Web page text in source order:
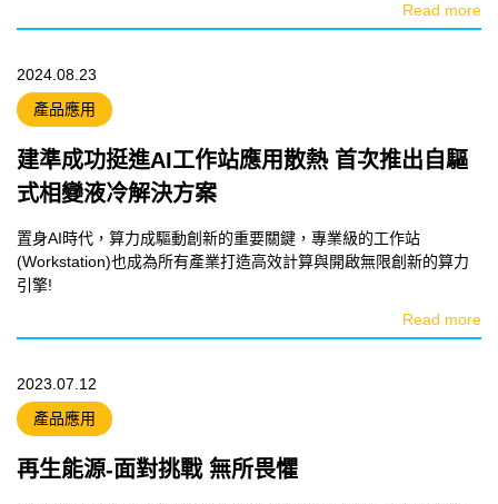
Read more
2024.08.23
產品應用
建準成功挺進AI工作站應用散熱 首次推出自驅
式相變液冷解決方案
置身AI時代，算力成驅動創新的重要關鍵，專業級的工作站
(Workstation)也成為所有產業打造高效計算與開啟無限創新的算力
引擎!
Read more
2023.07.12
產品應用
再生能源-面對挑戰 無所畏懼